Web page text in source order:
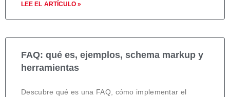
LEE EL ARTÍCULO »
FAQ: qué es, ejemplos, schema markup y
herramientas
Descubre qué es una FAQ, cómo implementar el